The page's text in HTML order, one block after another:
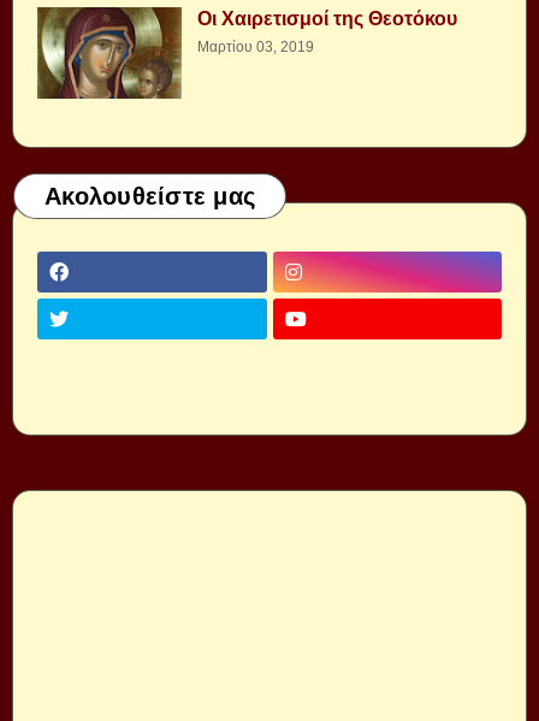
Οι Χαιρετισμοί της Θεοτόκου
Μαρτίου 03, 2019
Ακολουθείστε μας